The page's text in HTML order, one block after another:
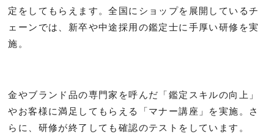
定をしてもらえます。全国にショップを展開しているチ
ェーンでは、新卒や中途採用の鑑定士に手厚い研修を実
施。
金やブランド品の専門家を呼んだ「鑑定スキルの向上」
やお客様に満足してもらえる「マナー講座」を実施。さ
らに、研修が終了しても確認のテストをしています。